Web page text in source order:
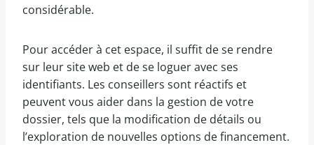
considérable.
Pour accéder à cet espace, il suffit de se rendre
sur leur site web et de se loguer avec ses
identifiants. Les conseillers sont réactifs et
peuvent vous aider dans la gestion de votre
dossier, tels que la modification de détails ou
l’exploration de nouvelles options de financement.